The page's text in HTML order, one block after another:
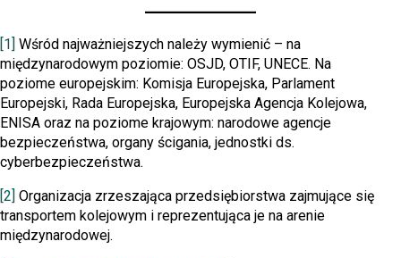
[1] Wśród najważniejszych należy wymienić – na
międzynarodowym poziomie: OSJD, OTIF, UNECE. Na
poziome europejskim: Komisja Europejska, Parlament
Europejski, Rada Europejska, Europejska Agencja Kolejowa,
ENISA oraz na poziome krajowym: narodowe agencje
bezpieczeństwa, organy ścigania, jednostki ds.
cyberbezpieczeństwa.
[2] Organizacja zrzeszająca przedsiębiorstwa zajmujące się
transportem kolejowym i reprezentująca je na arenie
międzynarodowej.